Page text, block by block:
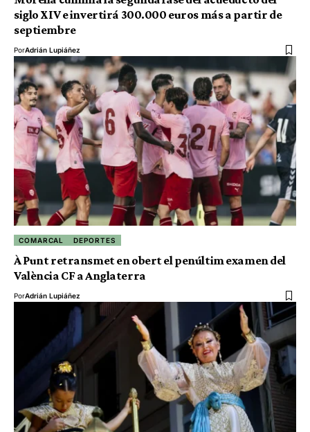
siglo XIV e invertirá 300.000 euros más a partir de
septiembre
PorAdrián Lupiáñez
COMARCAL DEPORTES
À Punt retransmet en obert el penúltim examen del
València CF a Anglaterra
PorAdrián Lupiáñez